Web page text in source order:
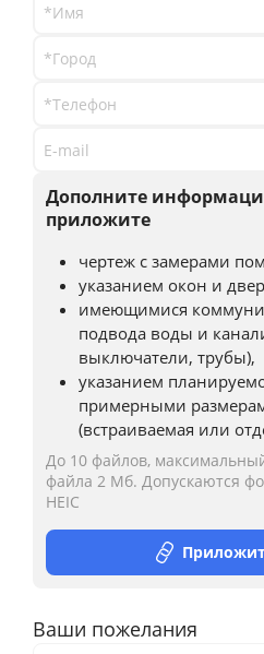
от 23 060 п/м
Кухня Регина
от 31 620 п/м
Посмотреть
*Имя
*Город
*Телефон
E-mail
Дополните
приложите
чертеж с замерами
указанием окон и
имеющимися
подвода воды и
выключатели, трубы),
указанием
примерными
(встраиваемая или
До 10 файлов,
файла 2 Мб. Допускаются
HEIC
Ваши пожелания